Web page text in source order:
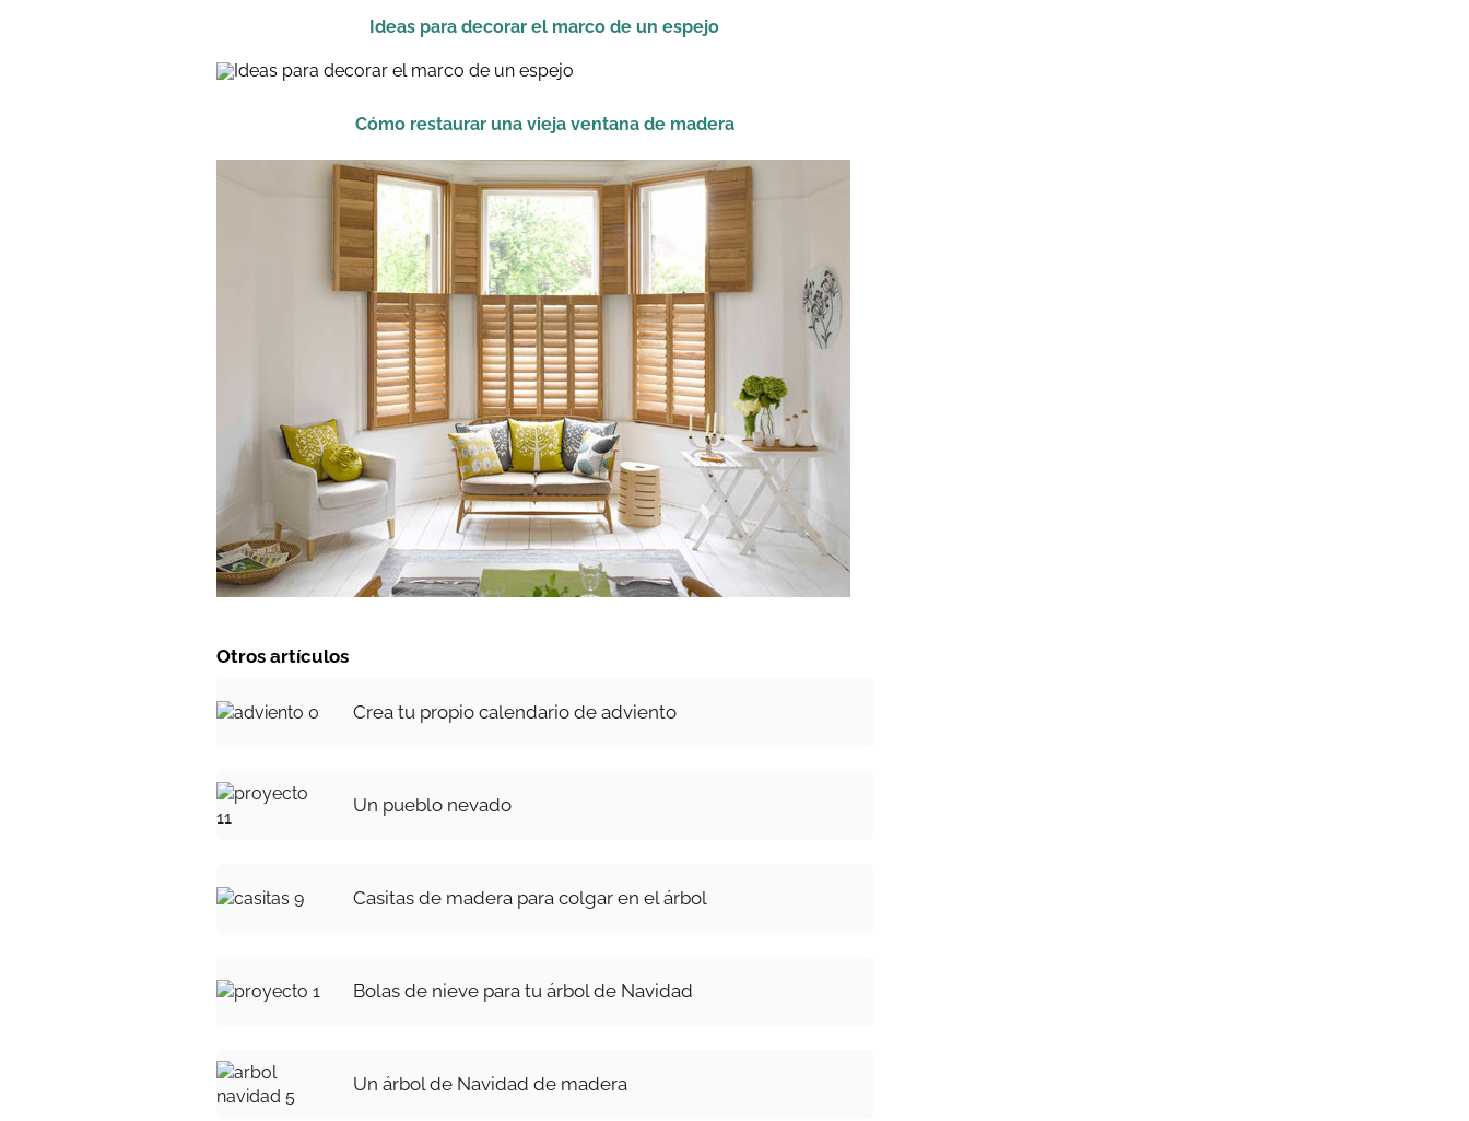
Ideas para decorar el marco de un espejo
Cómo restaurar una vieja ventana de madera
Otros artículos
Crea tu propio calendario de adviento
Un pueblo nevado
Casitas de madera para colgar en el árbol
Bolas de nieve para tu árbol de Navidad
Un árbol de Navidad de madera